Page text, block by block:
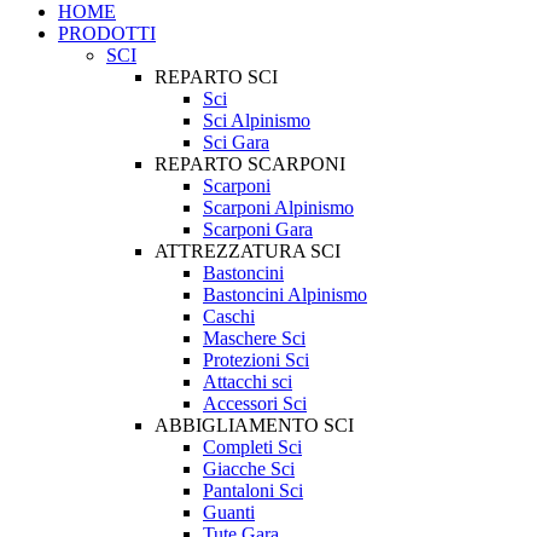
HOME
PRODOTTI
SCI
REPARTO SCI
Sci
Sci Alpinismo
Sci Gara
REPARTO SCARPONI
Scarponi
Scarponi Alpinismo
Scarponi Gara
ATTREZZATURA SCI
Bastoncini
Bastoncini Alpinismo
Caschi
Maschere Sci
Protezioni Sci
Attacchi sci
Accessori Sci
ABBIGLIAMENTO SCI
Completi Sci
Giacche Sci
Pantaloni Sci
Guanti